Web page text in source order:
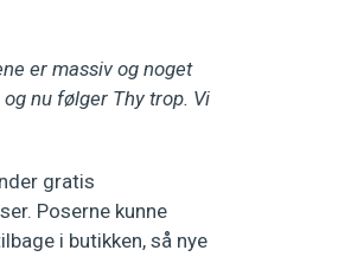
er massiv og noget
nu følger Thy trop. Vi
gratis
Poserne kunne
i butikken, så nye